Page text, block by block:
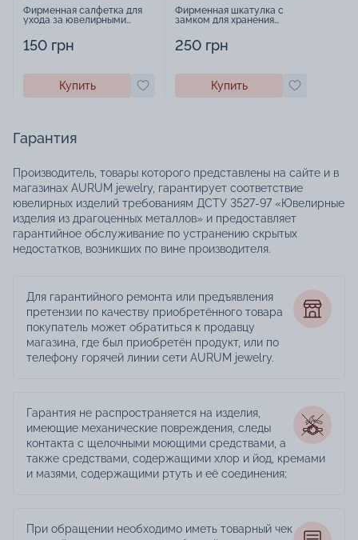
Фирменная салфетка для
ухода за ювелирными
150 грн
Купить
Фирменная шкатулка с
замком для хранения
250 грн
Купить
Гарантия
Производитель, товары которого представлены на сайте и в
магазинах AURUM jewelry, гарантирует соответствие
ювелирных изделий требованиям ДСТУ 3527-97 «Ювелирные
изделия из драгоценных металлов» и предоставляет
гарантийное обслуживание по устранению скрытых
недостатков, возникших по вине производителя.
Для гарантийного ремонта или предъявления
претензии по качеству приобретённого товара
покупатель может обратиться к продавцу
магазина, где был приобретён продукт, или по
телефону горячей линии сети AURUM jewelry.
Гарантия не распространяется на изделия,
имеющие механические повреждения, следы
контакта с щелочными моющими средствами, а
также средствами, содержащими хлор и йод, кремами
и мазями, содержащими ртуть и её соединения;
При обращении необходимо иметь товарный чек